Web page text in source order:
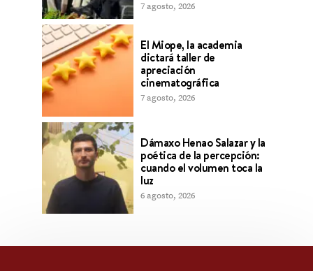
7 agosto, 2026
El Miope, la academia
dictará taller de
apreciación
cinematográfica
7 agosto, 2026
Dámaxo Henao Salazar y la
poética de la percepción:
cuando el volumen toca la
luz
6 agosto, 2026